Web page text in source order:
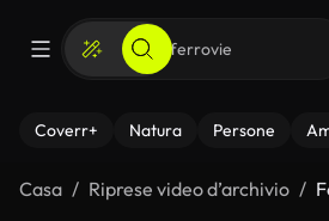
Coverr+ Natura Persone
Casa Riprese video d’archivio